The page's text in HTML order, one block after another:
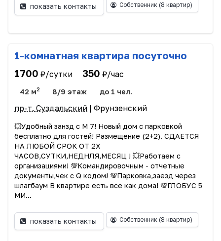
показать контакты Собственник (8 квартир)
1-комнатная квартира посуточно
1700 ₽/сутки 350 ₽/час
42 м2 8/9 этаж до 1 чел.
пр-т. Суздальский | Фрунзенский
💥Удобный занзд с М 7! Новый дом с парковкой
бесплатно для гостей! Размещение (2+2). СДАЕТСЯ
НА ЛЮБОЙ СРОК ОТ 2Х
ЧАСОВ,СУТКИ,НЕДНЛЯ,МЕСЯЦ ! 💥Работаем с
организациями! 💯Командировочным - отчетные
документы,чек с Q кодом! 💯Парковка,заезд через
шлагбаум В квартире есть все как дома! 💯ГЛОБУС 5
МИ...
показать контакты Собственник (8 квартир)